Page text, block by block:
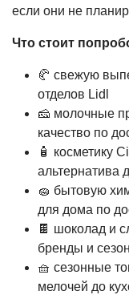
если они не
Что стоит
🥐 свежую
отделов Lidl
🧀 молочные
качество по
🧴 косметику
альтернатива
🧽 бытовую
для дома по
🍫 шоколад и
бренды и
🧺 сезонные
мелочей до